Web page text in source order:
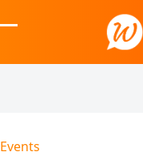
to
mobile
mobile
Events